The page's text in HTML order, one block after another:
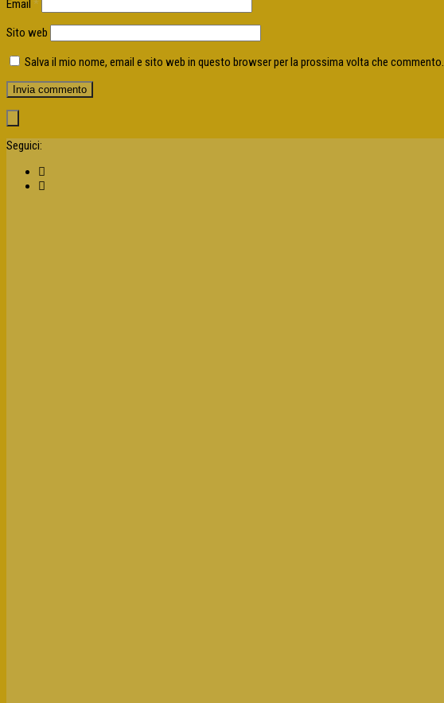
Email *
Sito web
Salva il mio nome, email e sito web in questo browser per la prossima volta che commento.
Seguici: